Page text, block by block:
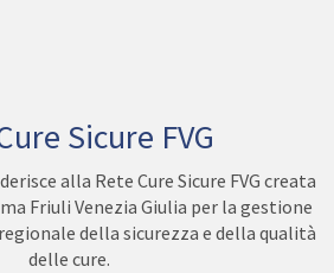
Sicure FVG
alla Rete Cure Sicure FVG creata
Friuli Venezia Giulia per la gestione
della sicurezza e della qualità
delle cure.